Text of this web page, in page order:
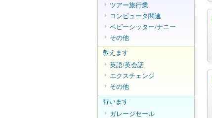
ツアー旅行業
コンピュータ関連
ベビーシッター/ナニー
その他
教えます
英語/英会話
エクスチェンジ
その他
行います
ガレージセール